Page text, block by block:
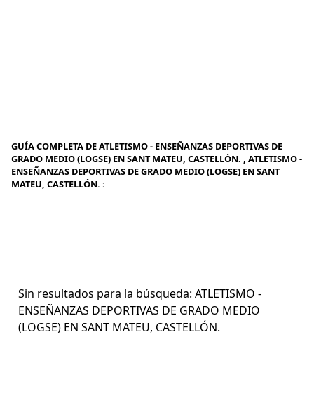
GUÍA COMPLETA DE ATLETISMO - ENSEÑANZAS DEPORTIVAS DE
GRADO MEDIO (LOGSE) EN SANT MATEU, CASTELLÓN. , ATLETISMO -
ENSEÑANZAS DEPORTIVAS DE GRADO MEDIO (LOGSE) EN SANT
MATEU, CASTELLÓN. :
Sin resultados para la búsqueda: ATLETISMO -
ENSEÑANZAS DEPORTIVAS DE GRADO MEDIO
(LOGSE) EN SANT MATEU, CASTELLÓN.